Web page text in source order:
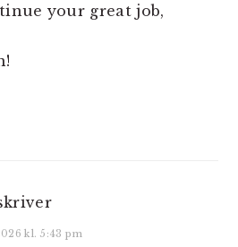
your great job,
kl. 5:43 pm